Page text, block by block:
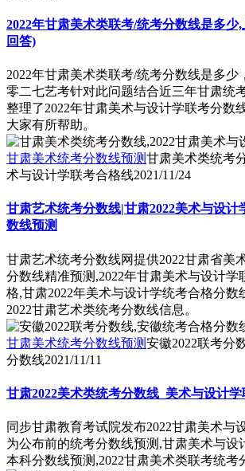
2022年甘肃美术类联考/统考分数线是多少
回答)
2022年甘肃美术类联考/统考分数线是多少
零二七艺考针对此问题结合近三年甘肃统
整理了2022年甘肃美术与设计学联考分数
大家有所帮助。
甘肃美术统考分数线预测甘肃美术类统考
术与设计学联考合格线2021/11/24
甘肃艺术统考分数线|甘肃2022美术与设计
数线预测
甘肃艺术统考分数线网提供2022甘肃省美
分数线精准预测,2022年甘肃美术与设计学
格,甘肃2022年美术与设计学统考合格分数
2022甘肃艺术类统考分数线信息。
甘肃美术统考分数线预测安徽2022联考分
分数线2021/11/11
甘肃2022美术类统考分数线_美术与设计
同步甘肃教育考试院发布2022甘肃美术与
为公布前的统考分数线预测,甘肃美术与设
本科分数线预测,2022甘肃美术类联考统考